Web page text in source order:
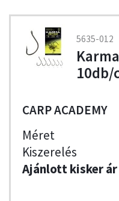
5635-012
10db/
CARP ACADEMY